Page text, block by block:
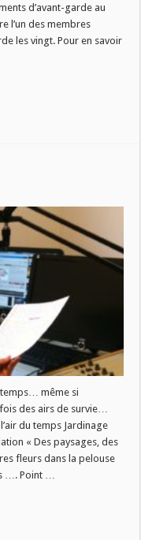
d’avant-garde au
l’un des membres
les vingt. Pour en savoir
temps… même si
des airs de survie…
du temps Jardinage
« Des paysages, des
fleurs dans la pelouse
…. Point …